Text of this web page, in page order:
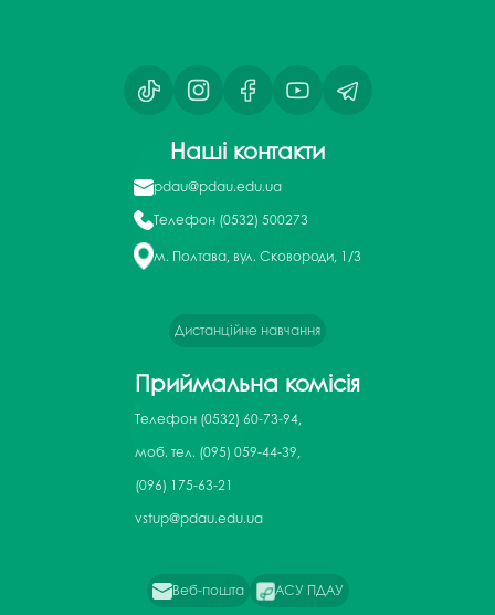
Наші контакти
pdau@pdau.edu.ua
Телефон (0532) 500273
м. Полтава, вул. Сковороди, 1/3
Дистанційне навчання
Приймальна комісія
Телефон (0532) 60-73-94,
моб. тел. (095) 059-44-39,
(096) 175-63-21
vstup@pdau.edu.ua
Веб-пошта АСУ ПДАУ